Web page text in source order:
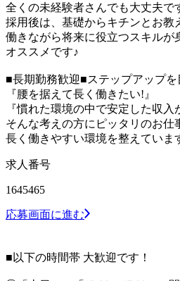
全くの未経験者さんでも大丈夫で
採用後は、基礎からキチンとお教
働きながら将来に役立つスキルが
オススメです♪
■長期勤務歓迎■ステップアップを
『腰を据えて長く働きたい!』
『慣れた環境の中で安定した収入
そんな考えの方にピッタリのお仕
長く働きやすい環境を整えていま
求人番号
1645465
応募画面に進む
■以下の時間帯 大歓迎です！